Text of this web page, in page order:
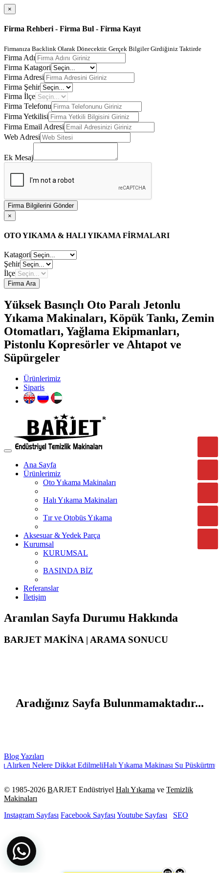
×
Firma Rehberi - Firma Bul - Firma Kayıt
Firmanıza Backlink Olarak Dönecektir. Gerçek Bilgiler Girdiğiniz Taktirde
Firma Adı
Firma Katagori
Firma Adresi
Firma Şehir
Firma İlçe
Firma Telefonu
Firma Yetkilisi
Firma Email Adresi
Web Adresi
Ek Mesaj
Firma Bilgilerini Gönder
×
OTO YIKAMA & HALI YIKAMA FİRMALARI
Katagori
Şehir
İlçe
Firma Ara
Yüksek Basınçlı Oto Paralı Jetonlu
Yıkama Makinaları, Köpük Tankı, Zemin
Otomatları, Yağlama Ekipmanları,
Pistonlu Kopresörler ve Ahtapot ve
Süpürgeler
Ürünlerimiz
Siparis
Ana Sayfa
Ürünlerimiz
Oto Yıkama Makinaları
Halı Yıkama Makinaları
Tır ve Otobüs Yıkama
Aksesuar & Yedek Parça
Kurumsal
KURUMSAL
BASINDA BİZ
Referanslar
İletişim
Aranılan Sayfa Durumu Hakkında
BARJET MAKİNA | ARAMA SONUCU
Aradığınız Sayfa Bulunmamaktadır...
Blog Yazıları
Alırken Nelere Dikkat EdilmeliHalı Yıkama Makinası Su
© 1985-2026 BARJET Endüstriyel Halı Yıkama ve Temizlik
Makinaları
Instagram Sayfası Facebook SayfasıYoutube Sayfası SEO